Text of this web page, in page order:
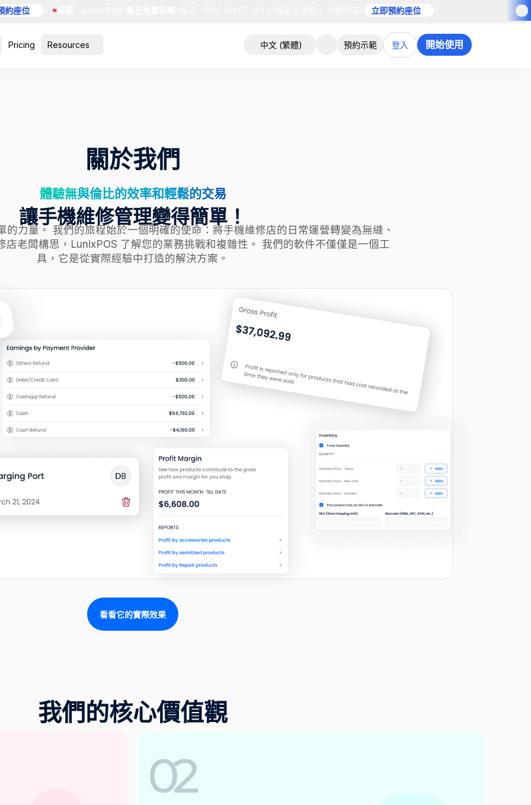
位 直播 立即預約座位
Pricing Resources 中文 (繁體) 預約示範 登入 開始使用
關於我們
體驗無與倫比的效率和輕鬆的交易
讓手機維修管理變得簡單！
的力量。 我們的旅程始於一個明確的使命：將手機維修店的日常運營轉變為無縫、
店老闆構思，LunixPOS 了解您的業務挑戰和複雜性。 我們的軟件不僅僅是一個工
具，它是從實際經驗中打造的解決方案。
看看它的實際效果
我們的核心價值觀
02